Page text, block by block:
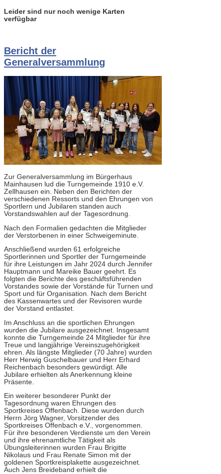
Leider sind nur noch wenige Karten
verfügbar
Bericht der
Generalversammlung
Zur Generalversammlung im Bürgerhaus
Mainhausen lud die Turngemeinde 1910 e.V.
Zellhausen ein. Neben den Berichten der
verschiedenen Ressorts und den Ehrungen von
Sportlern und Jubilaren standen auch
Vorstandswahlen auf der Tagesordnung.
Nach den Formalien gedachten die Mitglieder
der Verstorbenen in einer Schweigeminute.
Anschließend wurden 61 erfolgreiche
Sportlerinnen und Sportler der Turngemeinde
für ihre Leistungen im Jahr 2024 durch Jennifer
Hauptmann und Mareike Bauer geehrt. Es
folgten die Berichte des geschäftsführenden
Vorstandes sowie der Vorstände für Turnen und
Sport und für Organisation. Nach dem Bericht
des Kassenwartes und der Revisoren wurde
der Vorstand entlastet.
Im Anschluss an die sportlichen Ehrungen
wurden die Jubilare ausgezeichnet. Insgesamt
konnte die Turngemeinde 24 Mitglieder für ihre
Treue und langjährige Vereinszugehörigkeit
ehren. Als längste Mitglieder (70 Jahre) wurden
Herr Herwig Guschelbauer und Herr Erhard
Reichenbach besonders gewürdigt. Alle
Jubilare erhielten als Anerkennung kleine
Präsente.
Ein weiterer besonderer Punkt der
Tagesordnung waren Ehrungen des
Sportkreises Offenbach. Diese wurden durch
Herrn Jörg Wagner, Vorsitzender des
Sportkreises Offenbach e.V., vorgenommen.
Für ihre besonderen Verdienste um den Verein
und ihre ehrenamtliche Tätigkeit als
Übungsleiterinnen wurden Frau Brigitte
Nikolaus und Frau Renate Simon mit der
goldenen Sportkreisplakette ausgezeichnet.
Auch Jens Breideband erhielt die